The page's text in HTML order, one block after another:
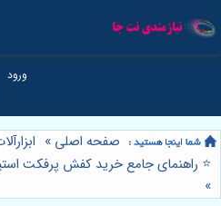
صفحه اصلی »
⭐️ راهنمای جامع خرید کفش پرفکت
»